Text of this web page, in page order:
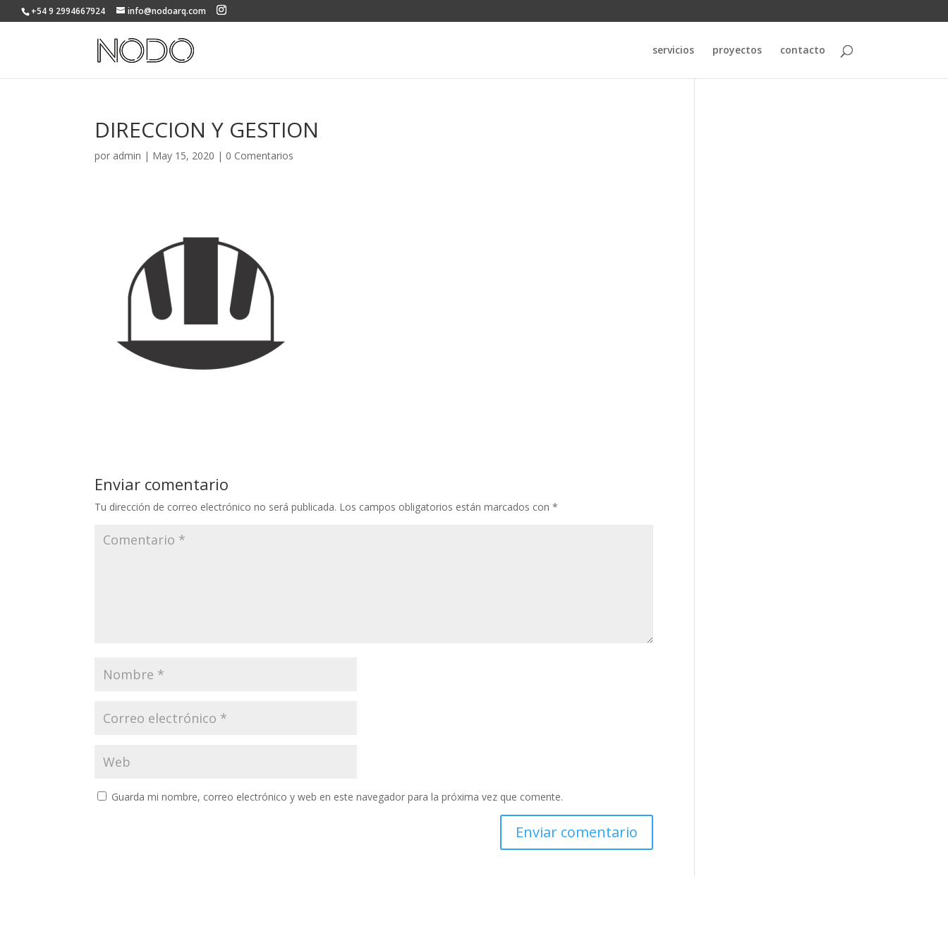
+54 9 2994667924 info@nodoarq.com
servicios proyectos contacto
DIRECCION Y GESTION
por admin | May 15, 2020 | 0 Comentarios
Enviar comentario
Tu dirección de correo electrónico no será publicada. Los campos obligatorios están marcados con*
Guarda mi nombre, correo electrónico y web en este navegador para la próxima vez que comente.